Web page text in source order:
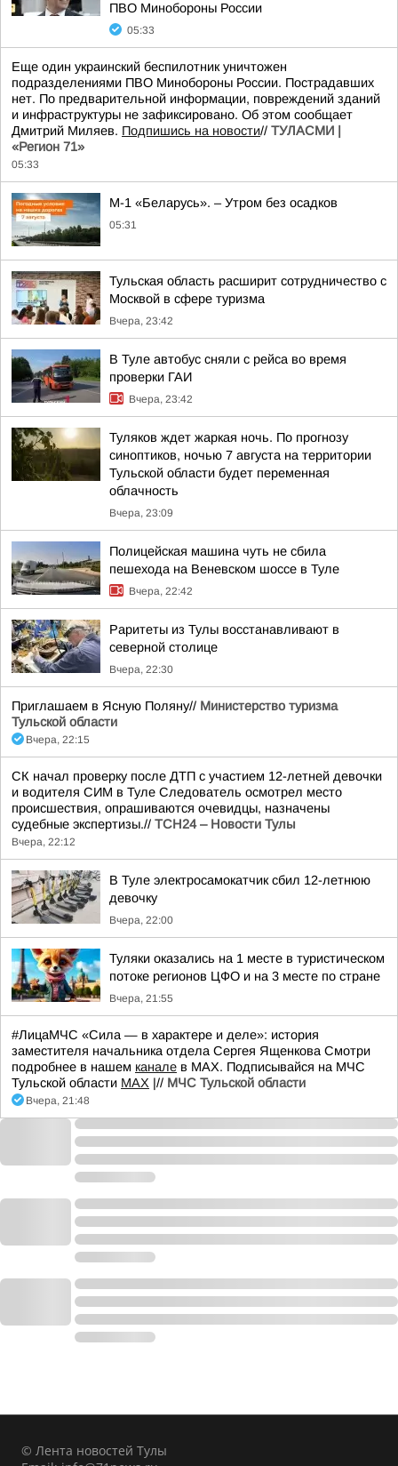
ПВО Минобороны России
05:33
Еще один украинский беспилотник уничтожен
подразделениями ПВО Минобороны России. Пострадавших
нет. По предварительной информации, повреждений зданий
и инфраструктуры не зафиксировано. Об этом сообщает
Дмитрий Миляев. Подпишись на новости// ТУЛАСМИ |
«Регион 71»
05:33
М-1 «Беларусь». – Утром без осадков
05:31
Тульская область расширит сотрудничество с
Москвой в сфере туризма
Вчера, 23:42
В Туле автобус сняли с рейса во время
проверки ГАИ
Вчера, 23:42
Туляков ждет жаркая ночь. По прогнозу
синоптиков, ночью 7 августа на территории
Тульской области будет переменная
облачность
Вчера, 23:09
Полицейская машина чуть не сбила
пешехода на Веневском шоссе в Туле
Вчера, 22:42
Раритеты из Тулы восстанавливают в
северной столице
Вчера, 22:30
Приглашаем в Ясную Поляну// Министерство туризма
Тульской области
Вчера, 22:15
СК начал проверку после ДТП с участием 12-летней девочки
и водителя СИМ в Туле Следователь осмотрел место
происшествия, опрашиваются очевидцы, назначены
судебные экспертизы.// ТСН24 – Новости Тулы
Вчера, 22:12
В Туле электросамокатчик сбил 12-летнюю
девочку
Вчера, 22:00
Туляки оказались на 1 месте в туристическом
потоке регионов ЦФО и на 3 месте по стране
Вчера, 21:55
#ЛицаМЧС «Сила — в характере и деле»: история
заместителя начальника отдела Сергея Ященкова Смотри
подробнее в нашем канале в МАХ. Подписывайся на МЧС
Тульской области MAX |// МЧС Тульской области
Вчера, 21:48
© Лента новостей Тулы